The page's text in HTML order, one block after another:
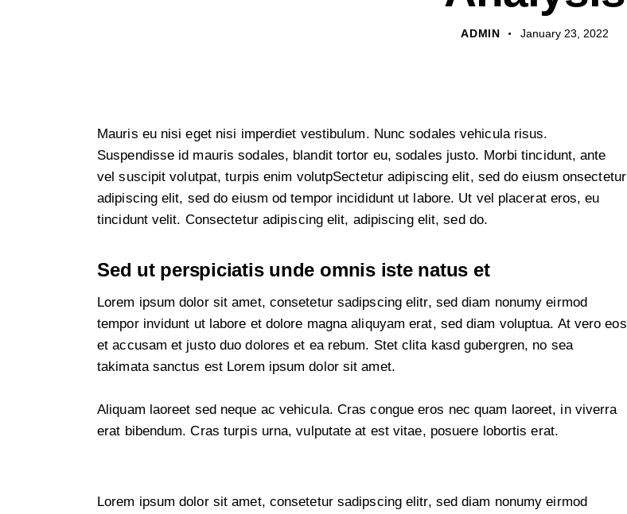
ADMIN January 23, 2022
Mauris eu nisi eget nisi imperdiet vestibulum. Nunc sodales vehicula risus.
Suspendisse id mauris sodales, blandit tortor eu, sodales justo. Morbi tincidunt, ante
vel suscipit volutpat, turpis enim volutpSectetur adipiscing elit, sed do eiusm onsectetur
adipiscing elit, sed do eiusm od tempor incididunt ut labore. Ut vel placerat eros, eu
tincidunt velit. Consectetur adipiscing elit, adipiscing elit, sed do.
Sed ut perspiciatis unde omnis iste natus et
Lorem ipsum dolor sit amet, consetetur sadipscing elitr, sed diam nonumy eirmod
tempor invidunt ut labore et dolore magna aliquyam erat, sed diam voluptua. At vero eos
et accusam et justo duo dolores et ea rebum. Stet clita kasd gubergren, no sea
takimata sanctus est Lorem ipsum dolor sit amet.
Aliquam laoreet sed neque ac vehicula. Cras congue eros nec quam laoreet, in viverra
erat bibendum. Cras turpis urna, vulputate at est vitae, posuere lobortis erat.
Lorem ipsum dolor sit amet, consetetur sadipscing elitr, sed diam nonumy eirmod